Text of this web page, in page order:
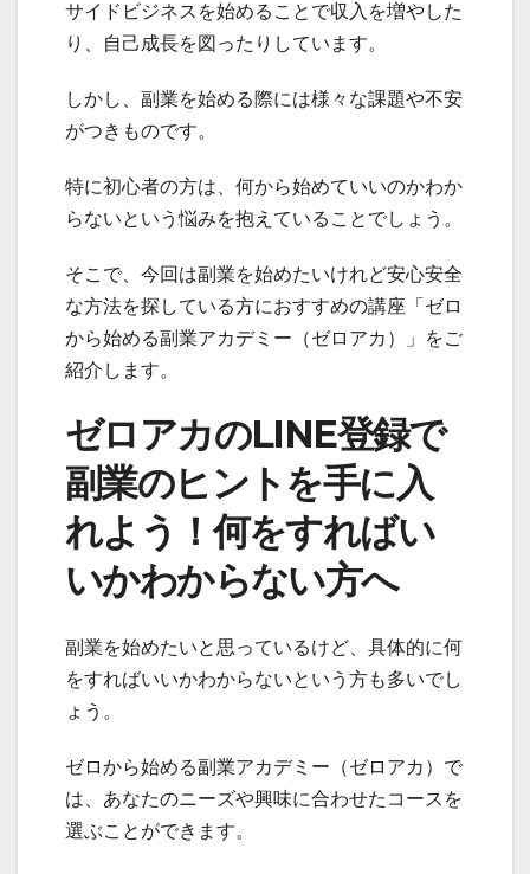
サイドビジネスを始めることで収入を増やした
り、自己成長を図ったりしています。
しかし、副業を始める際には様々な課題や不安
がつきものです。
特に初心者の方は、何から始めていいのかわか
らないという悩みを抱えていることでしょう。
そこで、今回は副業を始めたいけれど安心安全
な方法を探している方におすすめの講座「ゼロ
から始める副業アカデミー（ゼロアカ）」をご
紹介します。
ゼロアカのLINE登録で
副業のヒントを手に入
れよう！何をすればい
いかわからない方へ
副業を始めたいと思っているけど、具体的に何
をすればいいかわからないという方も多いでし
ょう。
ゼロから始める副業アカデミー（ゼロアカ）で
は、あなたのニーズや興味に合わせたコースを
選ぶことができます。